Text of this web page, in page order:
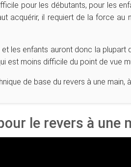
pour les débutants, pour les
acquérir, il requiert de la force au
les enfants auront donc la plupart
est moins difficile du point de vue
de base du revers à une main,
le revers à une